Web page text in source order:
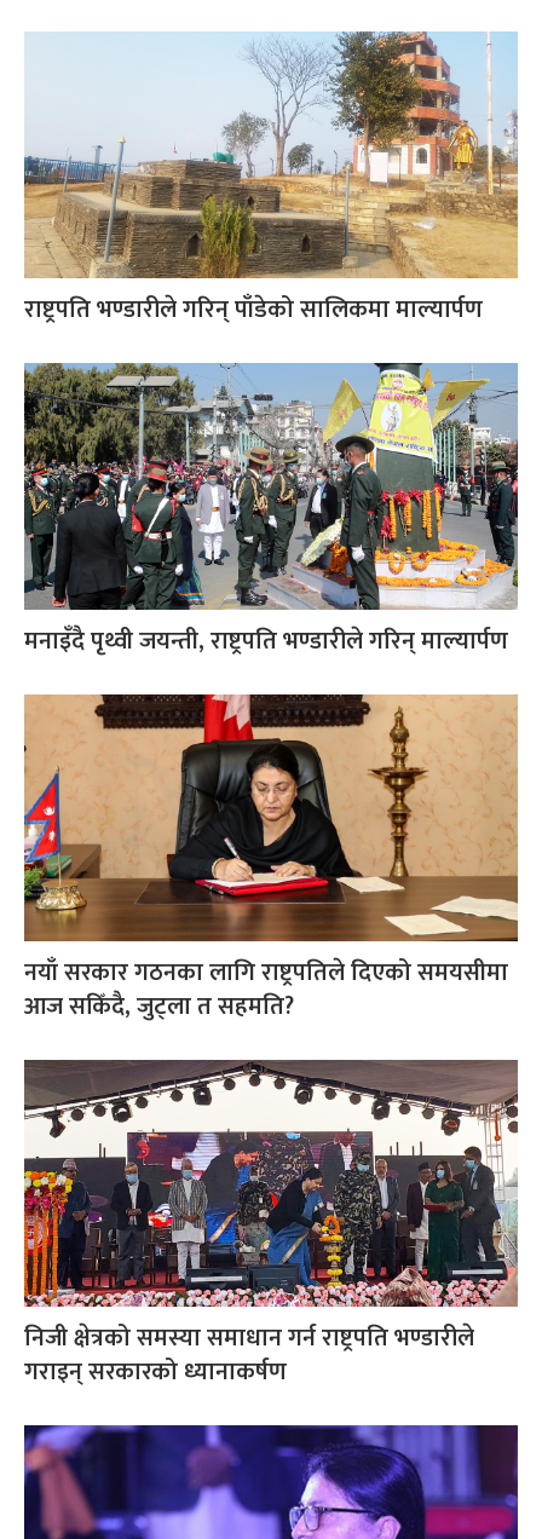
राष्ट्रपति भण्डारीले गरिन् पाँडेको सालिकमा माल्यार्पण
मनाइँदै पृथ्वी जयन्ती, राष्ट्रपति भण्डारीले गरिन् माल्यार्पण
नयाँ सरकार गठनका लागि राष्ट्रपतिले दिएको समयसीमा
आज सकिँदै, जुट्ला त सहमति?
निजी क्षेत्रको समस्या समाधान गर्न राष्ट्रपति भण्डारीले
गराइन् सरकारको ध्यानाकर्षण